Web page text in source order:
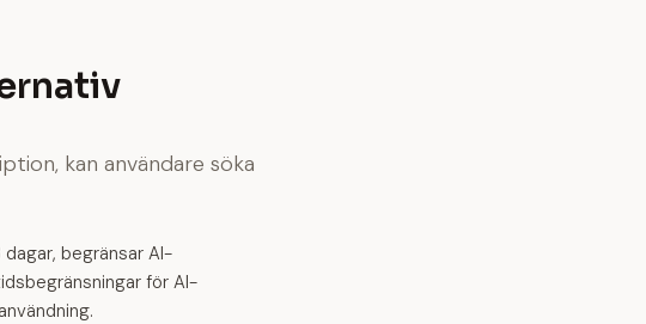
kan användare söka
begränsar AI-
för AI-